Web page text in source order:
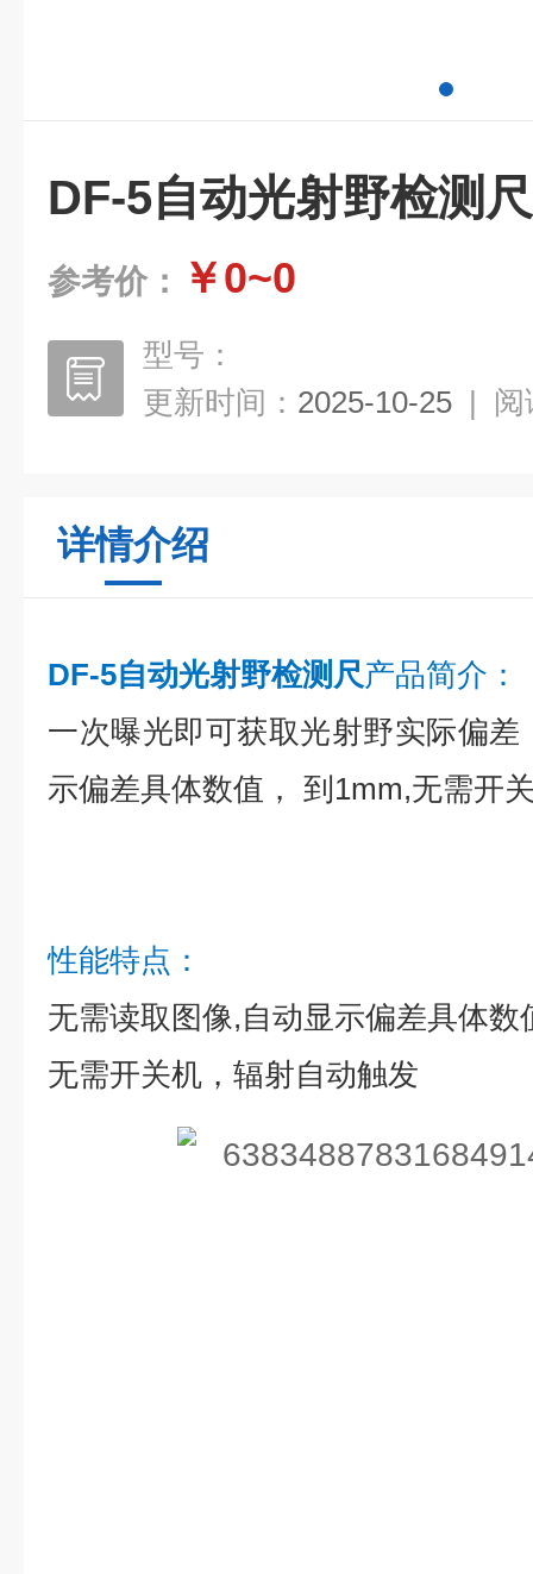
DF-5自动光射野检测尺
参考价： ￥0~0
型号：
更新时间： 2025-10-25 | 阅
详情介绍
DF-5自动光射野检测尺产品简介：
一次曝光即可获取光射野实际偏
示偏差具体数值， 到1mm,无需开
性能特点：
无需读取图像,自动显示偏差具体数
无需开关机，辐射自动触发